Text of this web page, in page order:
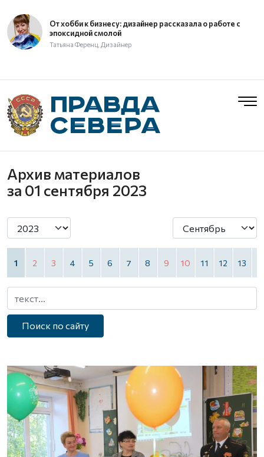
От хобби к бизнесу: дизайнер рассказала о работе с
эпоксидной смолой
Татьяна Ференц, Дизайнер
Архив материалов
за 01 сентября 2023
1 2 3 4 5 6 7 8 9 10 11 12 13
Поиск по сайту